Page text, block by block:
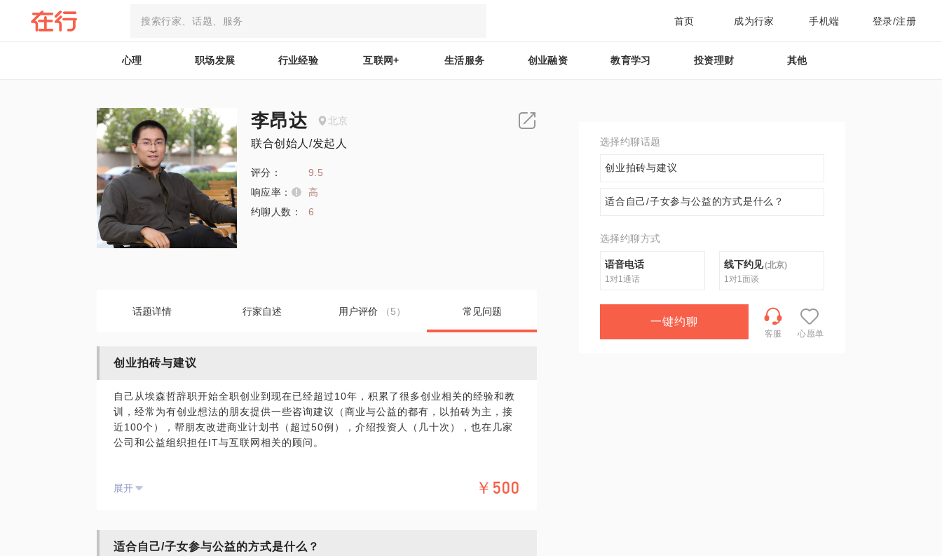
首页 成为行家 手机端 登录/注册
心理 职场发展 行业经验 互联网+ 生活服务 创业融资 教育学习 投资理财 其他
李昂达 北京
联合创始人/发起人
评分：
9.5
响应率：
高
约聊人数：
6
话题详情 行家自述 用户评价 （5） 常见问题
创业拍砖与建议
自己从埃森哲辞职开始全职创业到现在已经超过10年，积累了很多创业相关的经验和教
训，经常为有创业想法的朋友提供一些咨询建议（商业与公益的都有，以拍砖为主，接
近100个），帮朋友改进商业计划书（超过50例），介绍投资人（几十次），也在几家
公司和公益组织担任IT与互联网相关的顾问。
业思路与创业故事进行清晰化，找出项目的关键优势与欠缺，创业作为创始人的人生与
进行逐条质疑，希望学员能给出答案。这个过程是学员将来面对投资人与其他合作伙伴
展开 ￥500
适合自己/子女参与公益的方式是什么？
选择约聊话题
创业拍砖与建议
适合自己/子女参与公益的方式是什么？
选择约聊方式
语音电话
1对1通话
线下约见(北京)
1对1面谈
一键约聊
客服 心愿单